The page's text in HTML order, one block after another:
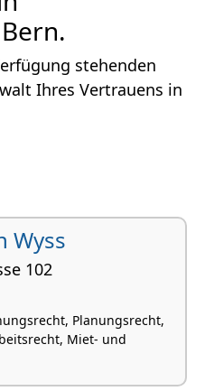
stehenden
Ihres Vertrauens in
Wyss
102
Planungsrecht,
Miet- und